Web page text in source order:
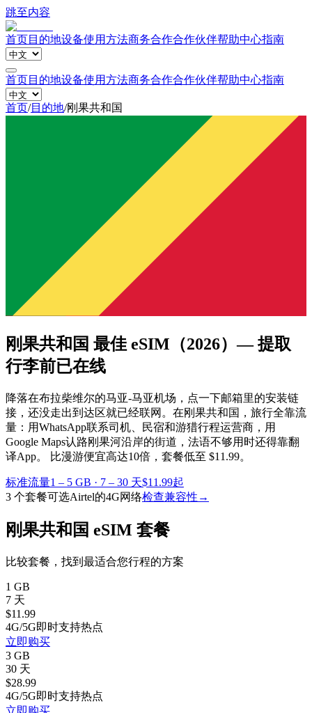
跳至内容
首页目的地设备使用方法商务合作合作伙伴帮助中心指南
首页目的地设备使用方法商务合作合作伙伴帮助中心指南
首页/目的地/刚果共和国
刚果共和国 最佳 eSIM （2026）— 提取
行李前已在线
降落在布拉柴维尔的马亚-马亚机场，点一下邮箱里的安装链
接，还没走出到达区就已经联网。在刚果共和国，旅行全靠流
量：用WhatsApp联系司机、民宿和游猎行程运营商，用
Google Maps认路刚果河沿岸的街道，法语不够用时还得靠翻
译App。
比漫游便宜高达10倍，套餐低至 $11.99。
标准流量1 – 5 GB · 7 – 30 天$11.99起
3 个套餐可选Airtel的4G网络检查兼容性 →
刚果共和国 eSIM 套餐
比较套餐，找到最适合您行程的方案
1 GB
7 天
$11.99
4G/5G即时支持热点
立即购买
3 GB
30 天
$28.99
4G/5G即时支持热点
立即购买